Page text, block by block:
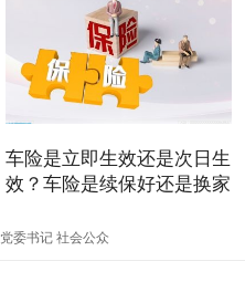
车险是立即生效还是次日生
效？车险是续保好还是换家
党委书记 社会公众